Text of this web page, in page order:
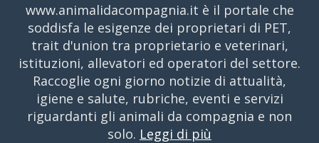
www.animalidacompagnia.it è il portale che
soddisfa le esigenze dei proprietari di PET,
trait d'union tra proprietario e veterinari,
istituzioni, allevatori ed operatori del settore.
Raccoglie ogni giorno notizie di attualità,
igiene e salute, rubriche, eventi e servizi
riguardanti gli animali da compagnia e non
solo. Leggi di più